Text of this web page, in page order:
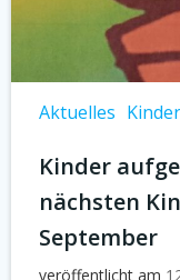
Aktuelles
Kinder
nächsten
September
veröffentlicht am